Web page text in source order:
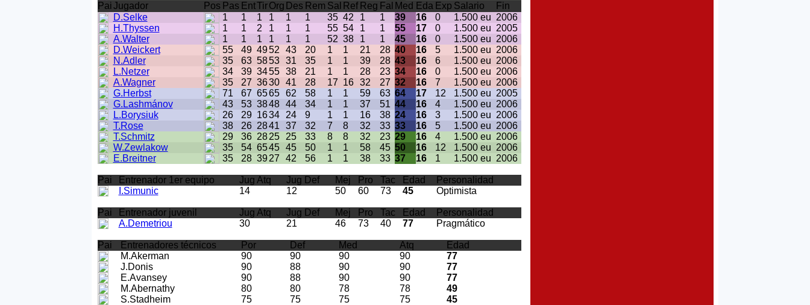
PaiJugador Pos Pas EntTir Org Des Rem Sal Ref Reg Fal Med Eda Exp Salario
Fin
D.Selke
1 1 1 1 1 1 35 42 1 1 39 16 0 1.500 eu 2006
H.Thyssen
1 1 2 1 1 1 55 54 1 1 55 17 0 1.500 eu 2005
A.Walter
1 1 1 1 1 1 52 38 1 1 45 16 0 1.500 eu 2006
D.Weickert
55 49 4952 43 20 1 1 21 28 40 16 5 1.500 eu 2006
N.Adler
35 63 5853 31 35 1 1 39 28 43 16 6 1.500 eu 2006
L.Netzer
34 39 3455 38 21 1 1 28 23 34 16 0 1.500 eu 2006
A.Wagner
35 27 3630 41 28 17 16 32 27 32 16 7 1.500 eu 2006
G.Herbst
71 67 6565 62 58 1 1 59 63 64 17 12 1.500 eu 2005
G.Lashmánov
43 53 3848 44 34 1 1 37 51 44 16 4 1.500 eu 2006
L.Borysiuk
26 29 1634 24 9 1 1 16 38 24 16 3 1.500 eu 2006
T.Rose
38 26 2841 37 32 7 8 32 33 33 16 5 1.500 eu 2006
T.Schmitz
29 36 28 25 25 33 8 8 32 23 29 16 4 1.500 eu 2006
W.Zewlakow
35 54 6545 45 50 1 1 58 45 50 16 12 1.500 eu 2006
E.Breitner
35 28 39 27 42 56 1 1 38 33 37 16 1 1.500 eu 2006
Pai Entrenador 1er equipo Jug Atq Jug Def Mej Pro Tac Edad
Personalidad
I.Simunic
14 12 50 60 73 45 Optimista
Pai Entrenador juvenil Jug Atq Jug Def Mej Pro Tac Edad
Personalidad
A.Demetriou
30 21 46 73 40 77 Pragmático
Pai Entrenadores técnicos Por Def Med Atq
Edad
M.Akerman
90 90 90 90
77
J.Donis
90 88 90 90
77
E.Avansey
90 88 90 90
77
M.Abernathy
80 80 78 78
49
S.Stadheim
75 75 75 75 45